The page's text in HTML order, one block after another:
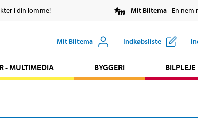
i din lomme! Mit Biltema- En nem
Mit Biltema Indkøbsliste
- MULTIMEDIA BYGGERI BILPLEJE